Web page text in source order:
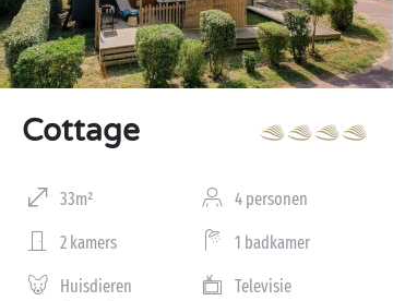
Cottage
33m² 4 personen
2 kamers 1 badkamer
Huisdieren
Televisie